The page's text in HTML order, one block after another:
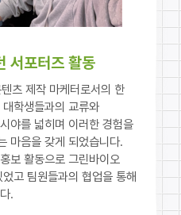
서포터즈 활동
츠 제작 마케터로서의 한
학생들과의 교류와
야를 넓히며 이러한 경험을
마음을 갖게 되었습니다.
보 활동으로 그린바이오
고 팀원들과의 협업을 통해
.